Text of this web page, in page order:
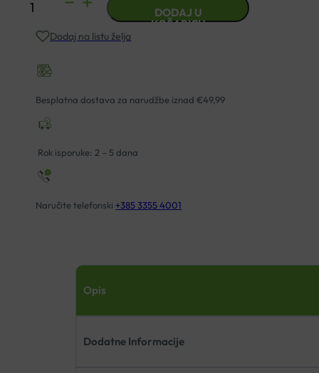
MAGNEZIJEV
SPREJ
100ML
DODAJ U
KOŠARICU
Dodaj na listu želja
Besplatna dostava za narudžbe iznad €49,99
Rok isporuke: 2 – 5 dana
Naručite telefonski +385 3355 4001
Opis
Dodatne Informacije